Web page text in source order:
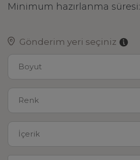
Minimum hazırlanma süresi:
Gönderim yeri seçiniz
Boyut
Renk
İçerik